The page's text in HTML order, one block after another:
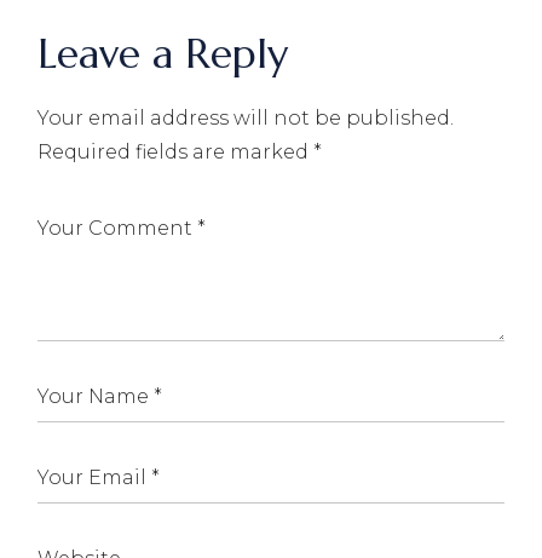
Leave a Reply
Your email address will not be published.
Required fields are marked *